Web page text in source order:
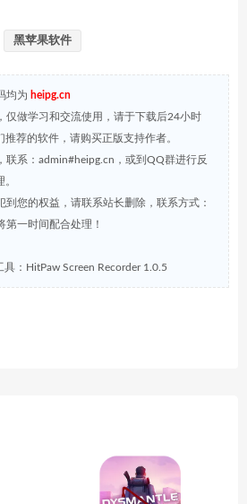
黑苹果软件
均为 heipg.cn
仅做学习和交流使用，请于下载后24小时
荐的软件，请购买正版支持作者。
联系：admin#heipg.cn，或到QQ群进行反
到您的权益，请联系站长删除，联系方式：
第一时间配合处理！
具：HitPaw Screen Recorder 1.0.5